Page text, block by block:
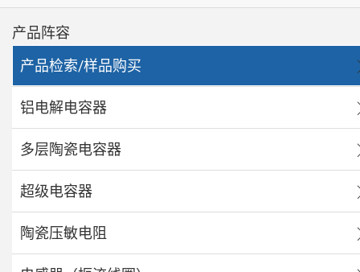
产品阵容
产品检索/样品购买
铝电解电容器
多层陶瓷电容器
超级电容器
陶瓷压敏电阻